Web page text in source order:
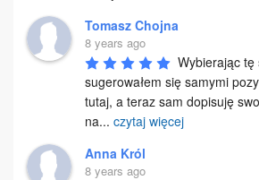
Tomasz Chojna
8 years ago
Wybierając tę
sugerowałem się samymi
tutaj, a teraz sam dopisuję
na... czytaj więcej
Anna Król
8 years ago